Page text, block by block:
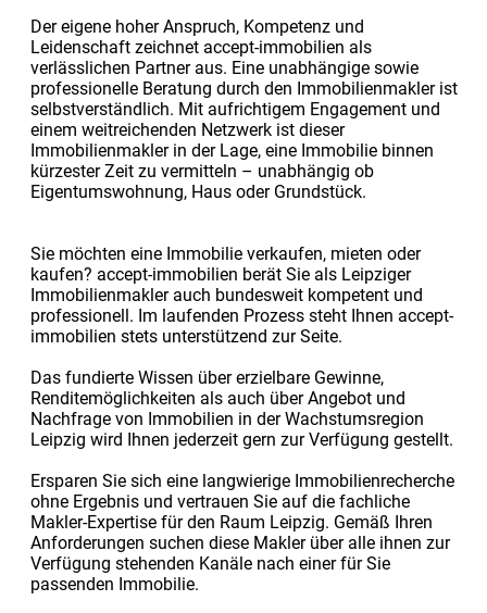
Der eigene hoher Anspruch, Kompetenz und
Leidenschaft zeichnet accept-immobilien als
verlässlichen Partner aus. Eine unabhängige sowie
professionelle Beratung durch den Immobilienmakler ist
selbstverständlich. Mit aufrichtigem Engagement und
einem weitreichenden Netzwerk ist dieser
Immobilienmakler in der Lage, eine Immobilie binnen
kürzester Zeit zu vermitteln – unabhängig ob
Eigentumswohnung, Haus oder Grundstück.
Sie möchten eine Immobilie verkaufen, mieten oder
kaufen? accept-immobilien berät Sie als Leipziger
Immobilienmakler auch bundesweit kompetent und
professionell. Im laufenden Prozess steht Ihnen accept-
immobilien stets unterstützend zur Seite.
Das fundierte Wissen über erzielbare Gewinne,
Renditemöglichkeiten als auch über Angebot und
Nachfrage von Immobilien in der Wachstumsregion
Leipzig wird Ihnen jederzeit gern zur Verfügung gestellt.
Ersparen Sie sich eine langwierige Immobilienrecherche
ohne Ergebnis und vertrauen Sie auf die fachliche
Makler-Expertise für den Raum Leipzig. Gemäß Ihren
Anforderungen suchen diese Makler über alle ihnen zur
Verfügung stehenden Kanäle nach einer für Sie
passenden Immobilie.